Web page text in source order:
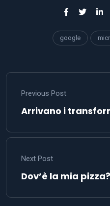
google
Previous Post
Arrivano i
Next Post
Dov’è la mia pizza?